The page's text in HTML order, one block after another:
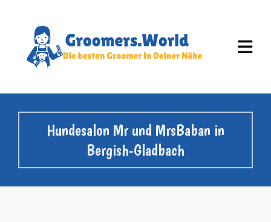
Hundesalon Mr und MrsBaban in
Bergish-Gladbach